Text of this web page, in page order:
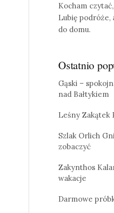
Kocham
Lubię podróże,
do domu.
Ostatnio
Gąski –
nad Bałtykiem
Leśny Zakątek
Szlak Orlich
zobaczyć
Zakynthos
wakacje
Darmowe